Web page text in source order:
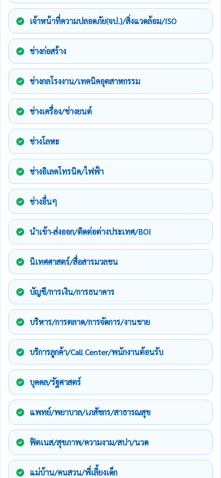
เจ้าหน้าที่ความปลอดภัย(จป.)/สิ่งแวดล้อม/ISO
ช่างก่อสร้าง
ช่างกลโรงงาน/เทคนิคอุตสาหกรรม
ช่างเครื่อง/ช่างยนต์
ช่างโลหะ
ช่างอิเลคโทรนิค/ไฟฟ้า
ช่างอื่นๆ
นำเข้า-ส่งออก/ติดต่อต่างประเทศ/BOI
นิเทศศาสตร์/สื่อสารมวลชน
บัญชี/การเงิน/การธนาคาร
บริหาร/การตลาด/การจัดการ/งานขาย
บริการลูกค้า/Call Center/พนักงานต้อนรับ
บุคคล/รัฐศาสตร์
แพทย์/พยาบาล/เภสัชกร/สาธารณสุข
ฟิตเนส/สุขภาพ/ความงาม/สปา/นวด
แม่บ้าน/คนสวน/พี่เลี้ยงเด็ก